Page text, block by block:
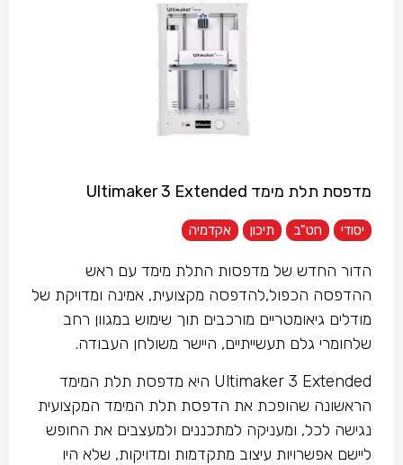
מדפסת תלת מימד Ultimaker 3 Extended
יסודי חט"ב תיכון אקדמיה
הדור החדש של מדפסות התלת מימד עם ראש
ההדפסה הכפול,להדפסה מקצועית, אמינה ומדויקת של
מודלים גיאומטריים מורכבים תוך שימוש במגוון רחב
שלחומרי גלם תעשייתיים, היישר משולחן העבודה.
Ultimaker 3 Extended היא מדפסת תלת המימד
הראשונה שהופכת את הדפסת תלת המימד המקצועית
נגישה לכל, ומעניקה למתכננים ולמעצבים את החופש
ליישם אפשרויות עיצוב מתקדמות ומדויקות, שלא היו